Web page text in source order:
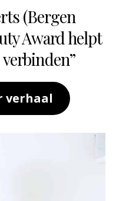
(Bergen
Award helpt
verhaal